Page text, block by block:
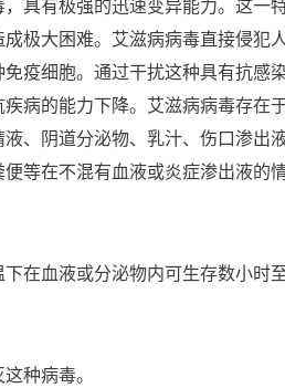
具有极强的迅速变异能力。这一
极大困难。艾滋病病毒直接侵犯
疫细胞。通过干扰这种具有抗感
病的能力下降。艾滋病病毒存在
、阴道分泌物、乳汁、伤口渗出
等在不混有血液或炎症渗出液的
在血液或分泌物内可生存数小时
种病毒。